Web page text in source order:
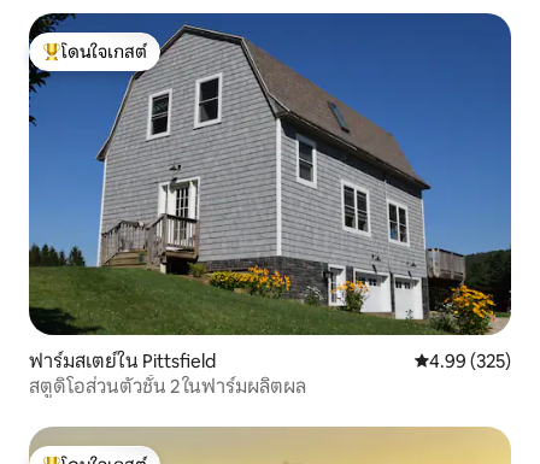
โดนใจเกสต์ที่สุด
โดนใจเกสต์
ฟาร์มสเตย์ใน Pittsfield คะแนนเฉลี่ย
4.99 (325)
สตูดิโอส่วนตัวชั้น 2 ในฟาร์มผลิตผล